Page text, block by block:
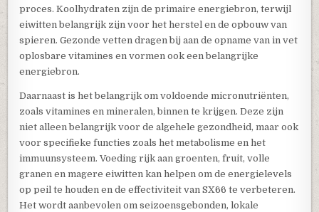
proces. Koolhydraten zijn de primaire energiebron, terwijl
eiwitten belangrijk zijn voor het herstel en de opbouw van
spieren. Gezonde vetten dragen bij aan de opname van in vet
oplosbare vitamines en vormen ook een belangrijke
energiebron.
Daarnaast is het belangrijk om voldoende micronutriënten,
zoals vitamines en mineralen, binnen te krijgen. Deze zijn
niet alleen belangrijk voor de algehele gezondheid, maar ook
voor specifieke functies zoals het metabolisme en het
immuunsysteem. Voeding rijk aan groenten, fruit, volle
granen en magere eiwitten kan helpen om de energielevels
op peil te houden en de effectiviteit van SX66 te verbeteren.
Het wordt aanbevolen om seizoensgebonden, lokale